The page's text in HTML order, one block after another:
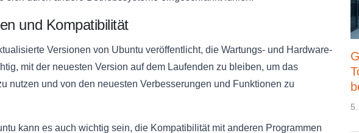
und Kompatibilität
Versionen von Ubuntu veröffentlicht, die Wartungs- und Hardware-
mit der neuesten Version auf dem Laufenden zu bleiben, um das
nutzen und von den neuesten Verbesserungen und Funktionen zu
kann es auch wichtig sein, die Kompatibilität mit anderen Programmen